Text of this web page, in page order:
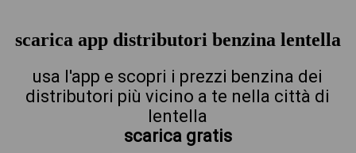
scarica app distributori benzina lentella
usa l'app e scopri i prezzi benzina dei
distributori più vicino a te nella città di
lentella
scarica gratis